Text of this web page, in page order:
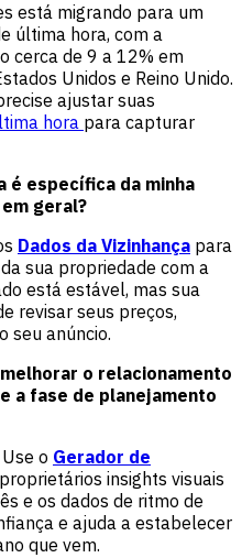
está migrando para um
última hora, com a
cerca de 9 a 12% em
Unidos e Reino Unido.
ajustar suas
hora para capturar
é específica da minha
geral?
Dados da Vizinhança para
sua propriedade com a
está estável, mas sua
revisar seus preços,
seu anúncio.
o relacionamento
a fase de planejamento
o Gerador de
insights visuais
e os dados de ritmo de
e ajuda a estabelecer
que vem.